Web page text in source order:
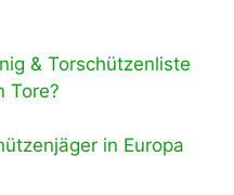
& Torschützenliste
Tore?
in Europa